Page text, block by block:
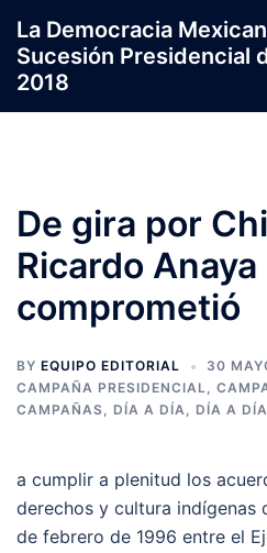
contenido
La Democracia
Sucesión Presidencial
2018
De gira por
Ricardo
comprometió
BY EQUIPO EDITORIAL
30
CAMPAÑA PRESIDENCIAL,
CAMPAÑAS, DÍA A DÍA, DÍA A
a cumplir a plenitud los
derechos y cultura indígenas
de febrero de 1996 entre el